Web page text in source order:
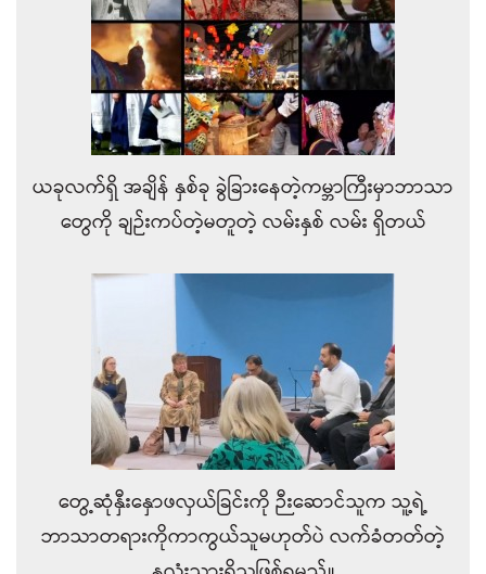
ယခုလက်ရှိ အချိန် နှစ်ခု ခွဲခြားနေတဲ့ကမ္ဘာကြီးမှာဘာသာ
တွေကို ချဉ်းကပ်တဲ့မတူတဲ့ လမ်းနှစ် လမ်း ရှိတယ်
တွေ့ဆုံနှီးနှောဖလှယ်ခြင်းကို ဉီးဆောင်သူက သူ့ရဲ့
ဘာသာတရားကိုကာကွယ်သူမဟုတ်ပဲ လက်ခံတတ်တဲ့